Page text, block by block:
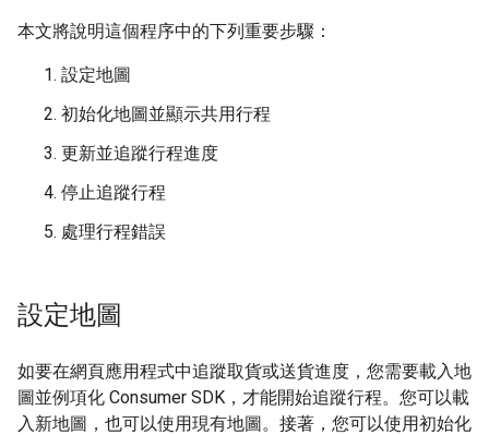
本文將說明這個程序中的下列重要步驟：
設定地圖
初始化地圖並顯示共用行程
更新並追蹤行程進度
停止追蹤行程
處理行程錯誤
設定地圖
如要在網頁應用程式中追蹤取貨或送貨進度，您需要載入地
圖並例項化 Consumer SDK，才能開始追蹤行程。您可以載
入新地圖，也可以使用現有地圖。接著，您可以使用初始化